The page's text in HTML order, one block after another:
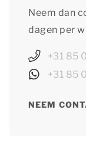
Neem dan
dagen per
+31 85
+31 85
NEEM